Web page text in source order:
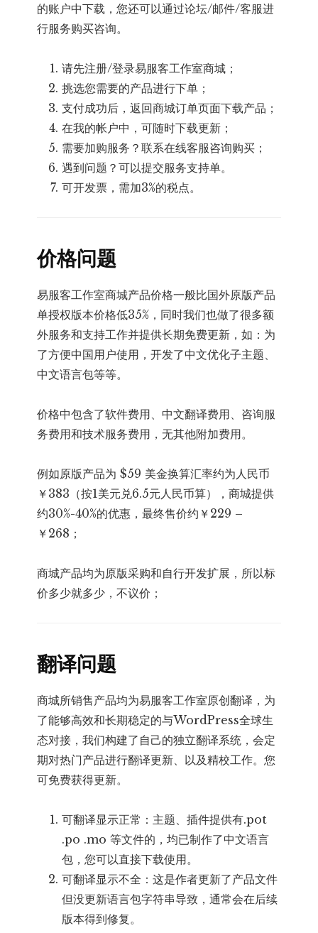
的账户中下载，您还可以通过论坛/邮件/客服进
行服务购买咨询。
请先注册/登录易服客工作室商城；
挑选您需要的产品进行下单；
支付成功后，返回商城订单页面下载产品；
在我的帐户中，可随时下载更新；
需要加购服务？联系在线客服咨询购买；
遇到问题？可以提交服务支持单。
可开发票，需加3%的税点。
价格问题
易服客工作室商城产品价格一般比国外原版产品
单授权版本价格低35%，同时我们也做了很多额
外服务和支持工作并提供长期免费更新，如：为
了方便中国用户使用，开发了中文优化子主题、
中文语言包等等。
价格中包含了软件费用、中文翻译费用、咨询服
务费用和技术服务费用，无其他附加费用。
例如原版产品为 $59 美金换算汇率约为人民币
￥383（按1美元兑6.5元人民币算），商城提供
约30%-40%的优惠，最终售价约￥229 –
￥268；
商城产品均为原版采购和自行开发扩展，所以标
价多少就多少，不议价；
翻译问题
商城所销售产品均为易服客工作室原创翻译，为
了能够高效和长期稳定的与WordPress全球生
态对接，我们构建了自己的独立翻译系统，会定
期对热门产品进行翻译更新、以及精校工作。您
可免费获得更新。
可翻译显示正常：主题、插件提供有.pot
.po .mo 等文件的，均已制作了中文语言
包，您可以直接下载使用。
可翻译显示不全：这是作者更新了产品文件
但没更新语言包字符串导致，通常会在后续
版本得到修复。